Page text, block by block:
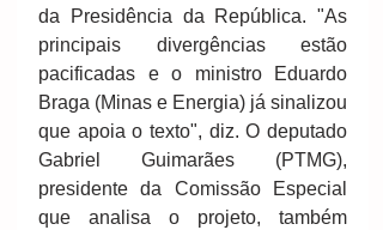
da Presidência da República. "As
principais divergências estão
pacificadas e o ministro Eduardo
Braga (Minas e Energia) já sinalizou
que apoia o texto", diz. O deputado
Gabriel Guimarães (PT­MG),
presidente da Comissão Especial
que analisa o projeto, também